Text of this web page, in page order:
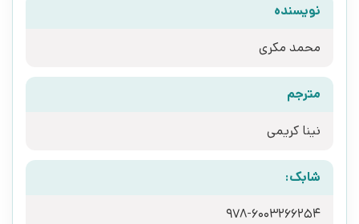
نویسنده
محمد مکری
مترجم
نینا کریمی
شابک:
978-6003266254